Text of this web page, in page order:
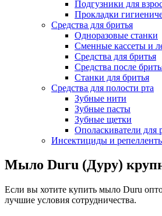
Подгузники для
Прокладки
Средства для бритья
Одноразовые станки
Сменные кассеты и
Средства для бритья
Средства после
Станки для бритья
Средства для полости рта
Зубные нити
Зубные пасты
Зубные щетки
Ополаскиватели для
Инсектициды и
Мыло Duru (Дуру)
Если вы хотите купить мыло Duru
лучшие условия сотрудничества.